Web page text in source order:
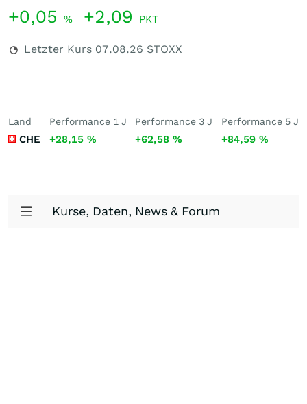
+0,05 % +2,09 PKT
Letzter Kurs 07.08.26 STOXX
Land
CHE
Performance 1 J
+28,15 %
Performance 3 J
+62,58%
Performance 5 J
+84,59 %
Kurse, Daten, News & Forum